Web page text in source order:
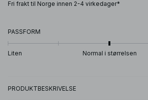
Fri frakt til Norge innen 2-4 virkedager*
PASSFORM
Liten Normal i størrelsen
PRODUKTBESKRIVELSE